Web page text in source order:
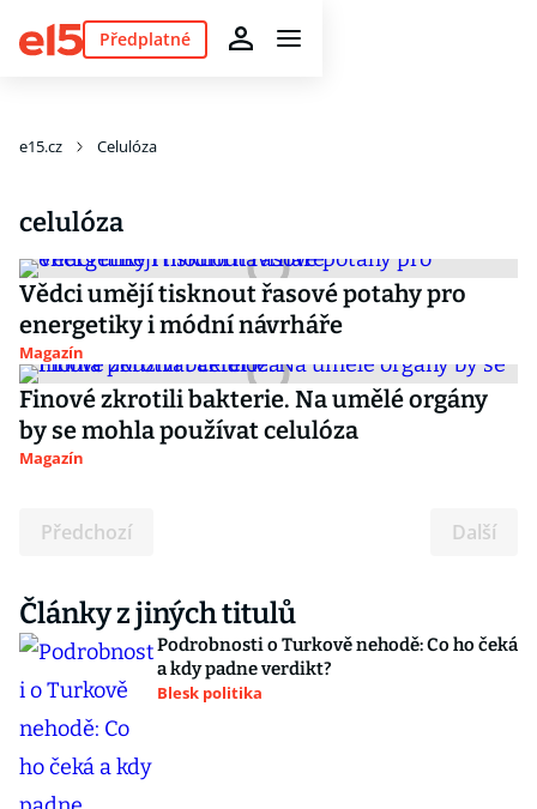
Předplatné
e15.cz Celulóza
celulóza
Vědci umějí tisknout řasové potahy pro
energetiky i módní návrháře
Magazín
Finové zkrotili bakterie. Na umělé orgány
by se mohla používat celulóza
Magazín
Předchozí Další
Články z jiných titulů
Podrobnosti o Turkově nehodě: Co ho čeká
a kdy padne verdikt?
Blesk politika